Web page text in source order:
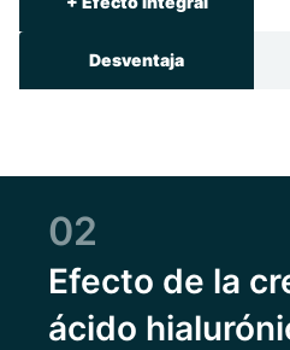
Desventaja
02
Efecto de la
ácido